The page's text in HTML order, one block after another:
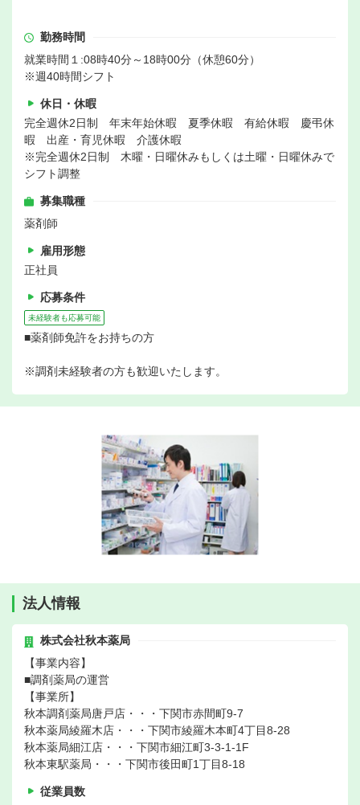
勤務時間
就業時間１:08時40分～18時00分（休憩60分）
※週40時間シフト
休日・休暇
完全週休2日制 年末年始休暇 夏季休暇 有給休暇 慶弔休
暇 出産・育児休暇 介護休暇
※完全週休2日制 木曜・日曜休みもしくは土曜・日曜休みで
シフト調整
募集職種
薬剤師
雇用形態
正社員
応募条件
未経験者も応募可能
■薬剤師免許をお持ちの方
※調剤未経験者の方も歓迎いたします。
法人情報
株式会社秋本薬局
【事業内容】
■調剤薬局の運営
【事業所】
秋本調剤薬局唐戸店・・・下関市赤間町9-7
秋本薬局綾羅木店・・・下関市綾羅木本町4丁目8-28
秋本薬局細江店・・・下関市細江町3-3-1-1F
秋本東駅薬局・・・下関市後田町1丁目8-18
従業員数